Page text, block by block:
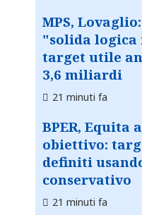
MPS,
"solida
target utile
3,6 miliardi
21 minuti fa
BPER, Equita
obiettivo:
definiti
conservativo
21 minuti fa